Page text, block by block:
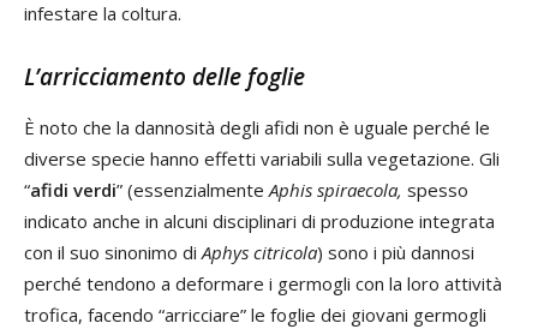
infestare la coltura.
L’arricciamento delle foglie
È noto che la dannosità degli afidi non è uguale perché le
diverse specie hanno effetti variabili sulla vegetazione. Gli
“afidi verdi” (essenzialmenteAphis spiraecola, spesso
indicato anche in alcuni disciplinari di produzione integrata
con il suo sinonimo di Aphys citricola) sono i più dannosi
perché tendono a deformare i germogli con la loro attività
trofica, facendo “arricciare” le foglie dei giovani germogli